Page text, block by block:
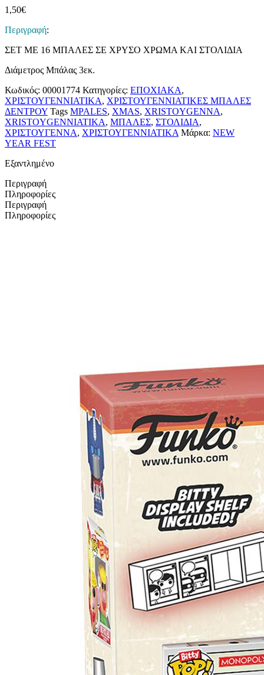
1,50€
Περιγραφή:
ΣΕΤ ΜΕ 16 ΜΠΑΛΕΣ ΣΕ ΧΡΥΣΟ ΧΡΩΜΑ ΚΑΙ ΣΤΟΛΙΔΙΑ
Διάμετρος Μπάλας 3εκ.
Κωδικός: 00001774 Κατηγορίες: ΕΠΟΧΙΑΚΑ,
ΧΡΙΣΤΟΥΓΕΝΝΙΑΤΙΚΑ, ΧΡΙΣΤΟΥΓΕΝΝΙΑΤΙΚΕΣ ΜΠΑΛΕΣ
ΔΕΝΤΡΟΥ Tags MPALES, XMAS, XRISTOYGENNA,
XRISTOYGENNIATIKA, ΜΠΑΛΕΣ, ΣΤΟΛΙΔΙΑ,
ΧΡΙΣΤΟΥΓΕΝΝΑ, ΧΡΙΣΤΟΥΓΕΝΝΙΑΤΙΚΑ Μάρκα: NEW
YEAR FEST
Εξαντλημένο
Περιγραφή
Πληροφορίες
Περιγραφή
Πληροφορίες